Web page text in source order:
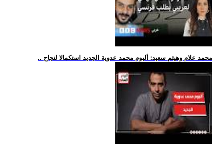
.. محمد علام وهيثم سعيد: ألبوم محمد عدوية الجديد استكمالا لنجاح